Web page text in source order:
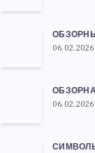
06.02.2026
06.02.2026